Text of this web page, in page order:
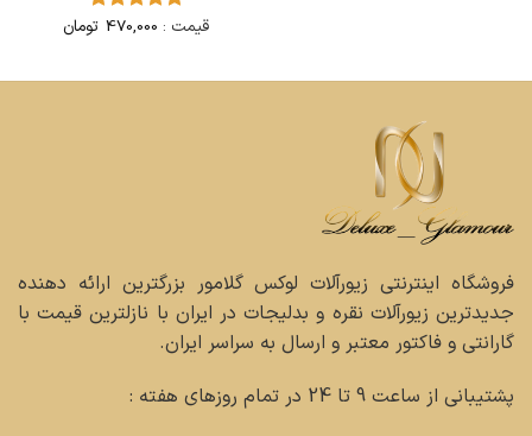
امتیاز5از
قیمت : 470,000 تومان
فروشگاه اینترنتی زیورآلات لوکس گلامور بزرگترین ارائه دهنده
جدیدترین زیورآلات نقره و بدلیجات در ایران با نازلترین قیمت با
گارانتی و فاکتور معتبر و ارسال به سراسر ایران.
پشتیبانی از ساعت 9 تا 24 در تمام روزهای هفته :